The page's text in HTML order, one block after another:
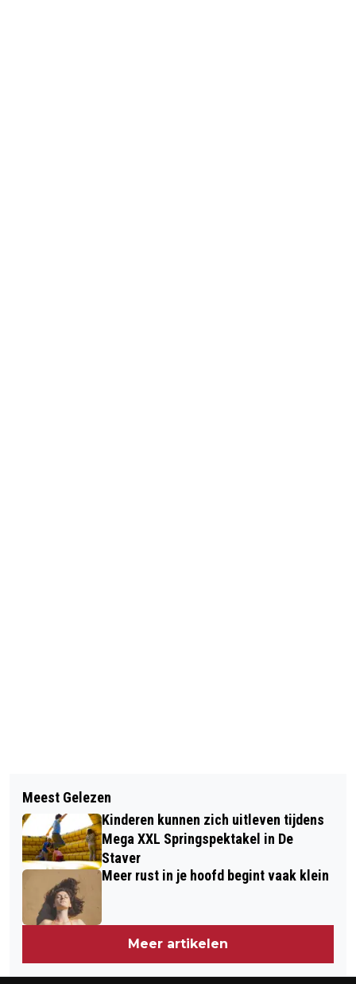
LANDBOUWVISIE OVERHANDIGD AAN
PROVINCIE
CDA MAAKT ZICH STERK VOOR
TURBOROTONDE MIDDELHARNIS
Meest Gelezen
Kinderen kunnen zich uitleven tijdens
Mega XXL Springspektakel in De
Staver
Meer rust in je hoofd begint vaak klein
Meer artikelen